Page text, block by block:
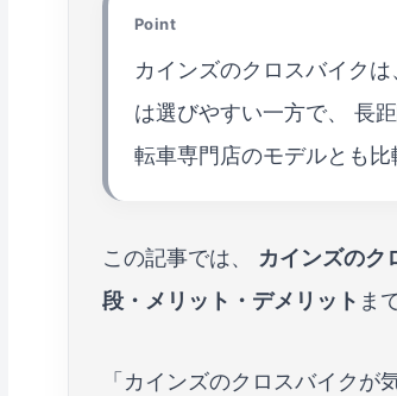
Point
カインズのクロスバイク
は選びやすい一方で、 長
転車専門店のモデルとも比
この記事では、 カインズのク
段・メリット・デメリット ま
「カインズのクロスバイク